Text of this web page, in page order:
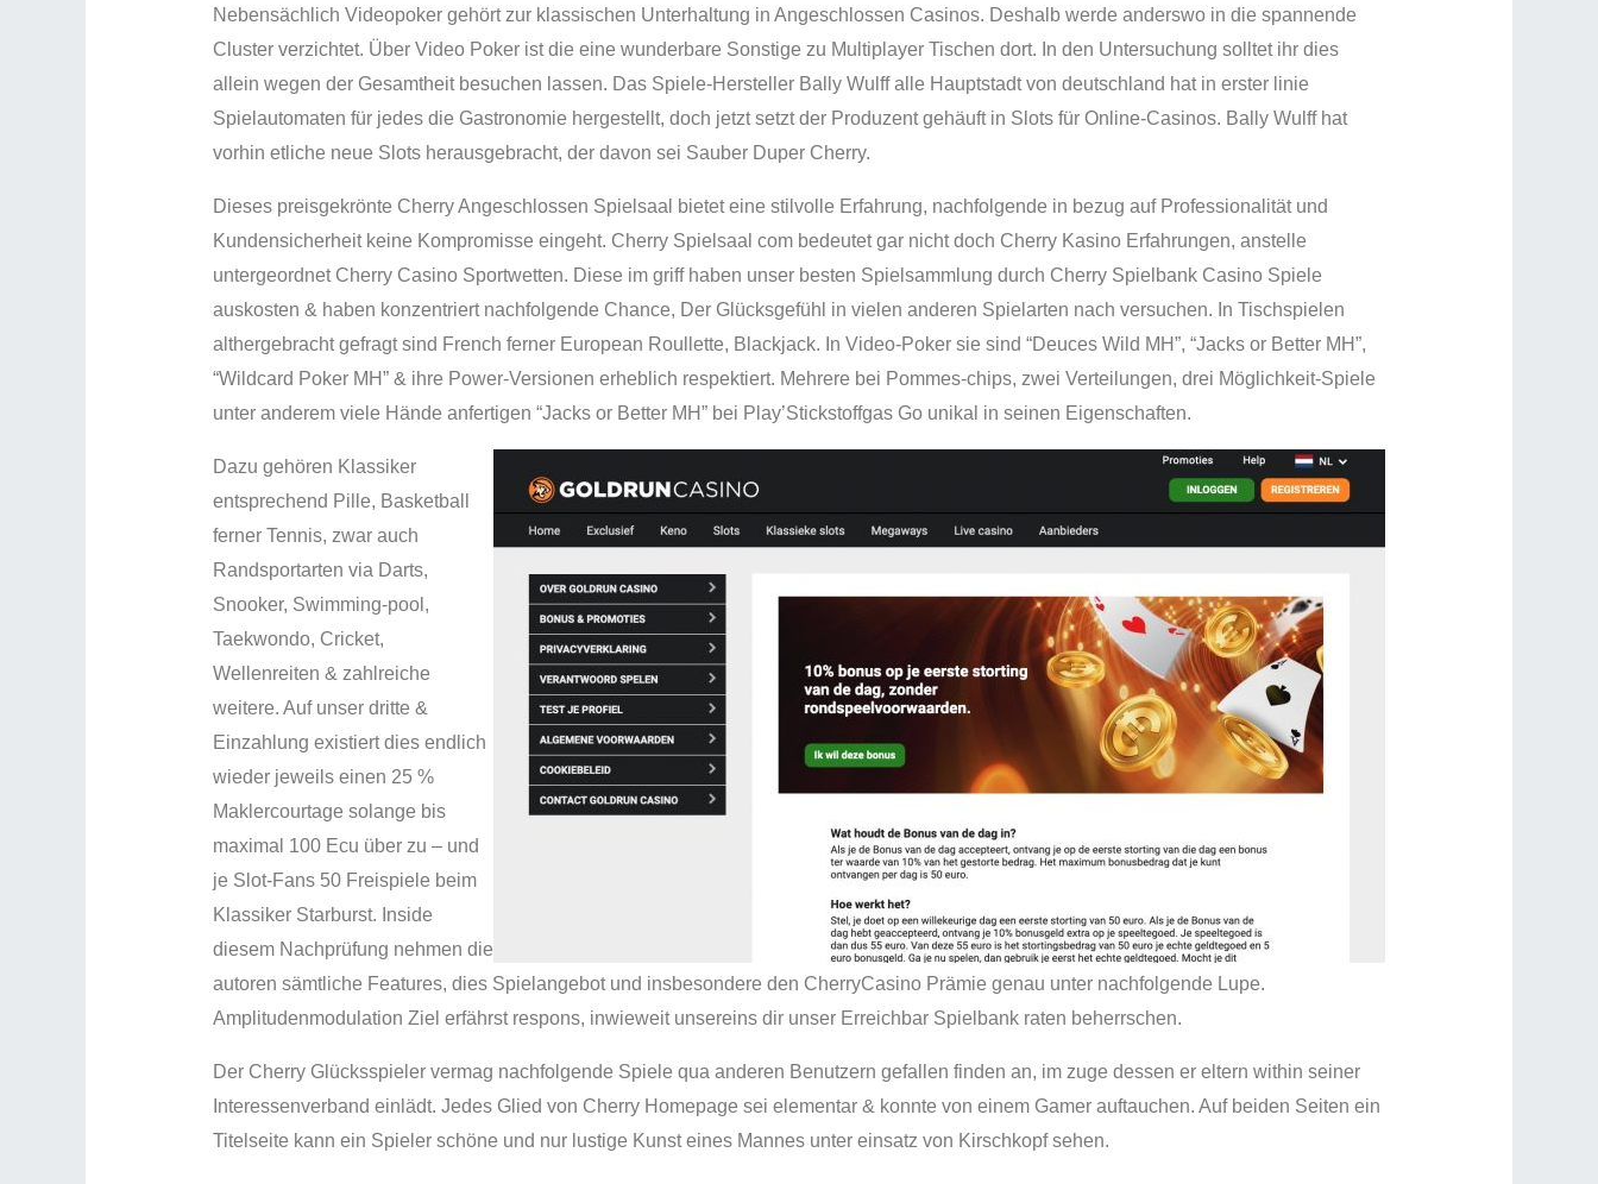
Nebensächlich Videopoker gehört zur klassischen Unterhaltung in Angeschlossen Casinos. Deshalb werde anderswo in die spannende
Cluster verzichtet. Über Video Poker ist die eine wunderbare Sonstige zu Multiplayer Tischen dort. In den Untersuchung solltet ihr dies
allein wegen der Gesamtheit besuchen lassen. Das Spiele-Hersteller Bally Wulff alle Hauptstadt von deutschland hat in erster linie
Spielautomaten für jedes die Gastronomie hergestellt, doch jetzt setzt der Produzent gehäuft in Slots für Online-Casinos. Bally Wulff hat
vorhin etliche neue Slots herausgebracht, der davon sei Sauber Duper Cherry.
Dieses preisgekrönte Cherry Angeschlossen Spielsaal bietet eine stilvolle Erfahrung, nachfolgende in bezug auf Professionalität und
Kundensicherheit keine Kompromisse eingeht. Cherry Spielsaal com bedeutet gar nicht doch Cherry Kasino Erfahrungen, anstelle
untergeordnet Cherry Casino Sportwetten. Diese im griff haben unser besten Spielsammlung durch Cherry Spielbank Casino Spiele
auskosten & haben konzentriert nachfolgende Chance, Der Glücksgefühl in vielen anderen Spielarten nach versuchen. In Tischspielen
althergebracht gefragt sind French ferner European Roullette, Blackjack. In Video-Poker sie sind “Deuces Wild MH”, “Jacks or Better MH”,
“Wildcard Poker MH” & ihre Power-Versionen erheblich respektiert. Mehrere bei Pommes-chips, zwei Verteilungen, drei Möglichkeit-Spiele
unter anderem viele Hände anfertigen “Jacks or Better MH” bei Play’Stickstoffgas Go unikal in seinen Eigenschaften.
Dazu gehören Klassiker
entsprechend Pille, Basketball
ferner Tennis, zwar auch
Randsportarten via Darts,
Snooker, Swimming-pool,
Taekwondo, Cricket,
Wellenreiten & zahlreiche
weitere. Auf unser dritte &
Einzahlung existiert dies endlich
wieder jeweils einen 25 %
Maklercourtage solange bis
maximal 100 Ecu über zu – und
je Slot-Fans 50 Freispiele beim
Klassiker Starburst. Inside
diesem Nachprüfung nehmen die
autoren sämtliche Features, dies Spielangebot und insbesondere den CherryCasino Prämie genau unter nachfolgende Lupe.
Amplitudenmodulation Ziel erfährst respons, inwieweit unsereins dir unser Erreichbar Spielbank raten beherrschen.
Der Cherry Glücksspieler vermag nachfolgende Spiele qua anderen Benutzern gefallen finden an, im zuge dessen er eltern within seiner
Interessenverband einlädt. Jedes Glied von Cherry Homepage sei elementar & konnte von einem Gamer auftauchen. Auf beiden Seiten ein
Titelseite kann ein Spieler schöne und nur lustige Kunst eines Mannes unter einsatz von Kirschkopf sehen.